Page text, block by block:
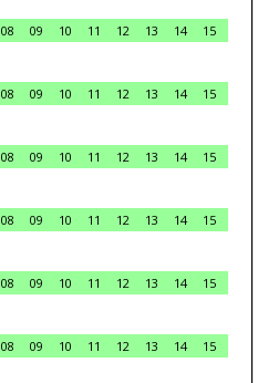
08 09 10 11 12 13 14
15
08 09 10 11 12 13 14
15
08 09 10 11 12 13 14
15
08 09 10 11 12 13 14
15
08 09 10 11 12 13 14
15
08 09 10 11 12 13 14
15